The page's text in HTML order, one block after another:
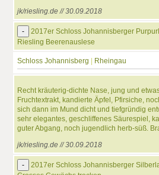
jk/riesling.de // 30.09.2018
-
2017er Schloss Johannisberger
Riesling Beerenauslese
Schloss Johannisberg Rheingau
Recht kräuterig-dichte Nase, jung und
Fruchtextrakt, kandierte Äpfel, Pfirsiche,
sich dann im Mund dicht und tiefgründig
sehr elegantes, geschliffenes Säurespiel,
guter Abgang, noch jugendlich herb-süß.
jk/riesling.de // 30.09.2018
-
2017er Schloss Johannisberger